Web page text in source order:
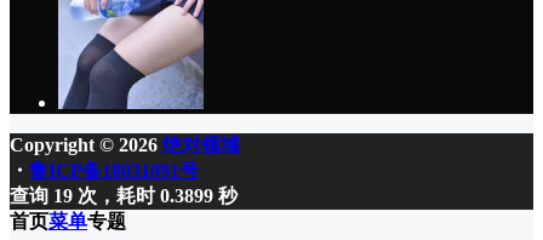
Copyright © 2026 绝对领域
・ 鲁ICP备18031091号
查询 19 次，耗时 0.3899 秒
首页菜单专题